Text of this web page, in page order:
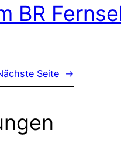
BR
Seite →